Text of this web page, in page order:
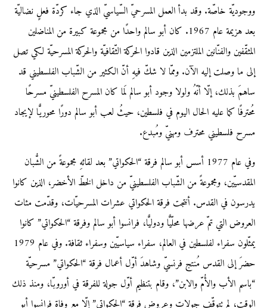
ووجوديّة خاصّة. وقد بدأ العمل المسرحيّ السّياسيّ الذي جاء كردّة فعلٍ نضاليّة
بعد هزيمة عام 1967. كان أبو سالم واحدًا من مجموعة كبيرة من المناضلين
المثقّفين والفنّانين الملتزمين الذين قادوا الحركة الثّقافيّة والحركة المسرحيّة لكي تصل
إلى ما وصلت إليه الآن. وممّا لا شكّ فيهِ أنّ الكثير من الشّباب الفلسطيني قد
ساهمَ بذلك، إلّا أنّهُ ولولا وجود أبو سالم لَما كان المسرح الفلسطينيّ مسرحًا
مُحترفًا كما عليه الحال اليوم في فلسطين، حيثُ لعب أبو سالم دورًا محوريًّا لإيجاد
مسرح فلسطيني محترف ومهنيّ ومُبدع.
وفي عام 1977 أسس أبو سالم فرقة “الحكواتي” بعد لقائهِ مجموعةً من الشُّبان
المقدسيّين، ومجموعةً من الشّباب الفلسطينيّ من داخل الخطّ الأخضر، الذين كانوا
يدرسون في القدس. أنتجت فرقة الحكواتي عشرات المسرحيّات، وقدّمت مئات
العروض التي تمّ عرضها محلّيًّا ودوليًّا، فرانسوا أبو سالم وفرقة “الحكواتي” كانوا
يمثّلون سفراء لفلسطين في العالم، سفراء سياسيّين وسفراء ثقافة. وفي عام 1979
حضرَ إلى القدس مُنتج فرنسيّ وشاهدَ أوّل أعمال فرقة “الحكواتي” مسرحيّة
“باسم الأب والأُمّ والابن”، وقام بتنظيم أوّل جولة للفرقة في أوروبّا، ومنذ ذلك
الوقت، لم تتوقّف جولات وعروض فرقة “الحكواتي” إلّا مع وفاة فرانسوا أبو